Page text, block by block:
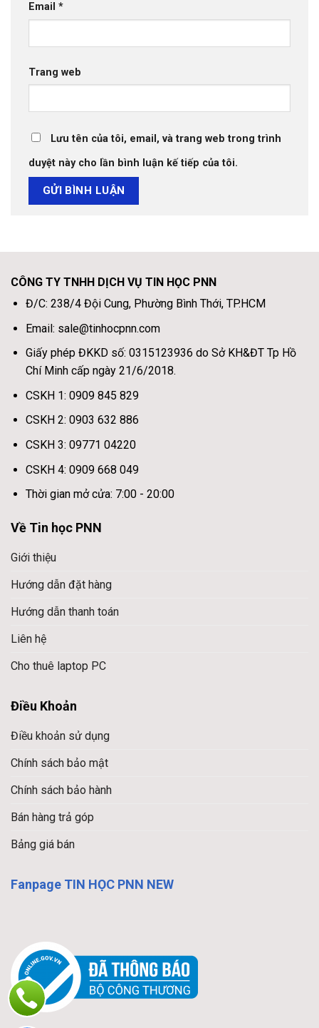
Email *
Trang web
Lưu tên của tôi, email, và trang web trong trình
duyệt này cho lần bình luận kế tiếp của tôi.
CÔNG TY TNHH DỊCH VỤ TIN HỌC PNN
Đ/C: 238/4 Đội Cung, Phường Bình Thới, TP.HCM
Email: sale@tinhocpnn.com
Giấy phép ĐKKD số: 0315123936 do Sở KH&ĐT Tp Hồ
Chí Minh cấp ngày 21/6/2018.
CSKH 1: 0909 845 829
CSKH 2: 0903 632 886
CSKH 3: 09771 04220
CSKH 4: 0909 668 049
Thời gian mở cửa: 7:00 - 20:00
Về Tin học PNN
Giới thiệu
Hướng dẫn đặt hàng
Hướng dẫn thanh toán
Liên hệ
Cho thuê laptop PC
Điều Khoản
Điều khoản sử dụng
Chính sách bảo mật
Chính sách bảo hành
Bán hàng trả góp
Bảng giá bán
Fanpage TIN HỌC PNN NEW